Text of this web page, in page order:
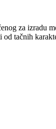
za izradu
od tačnih